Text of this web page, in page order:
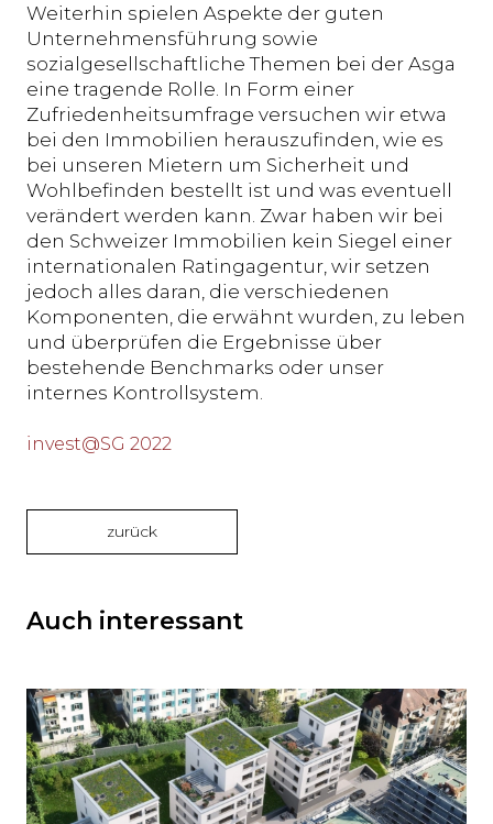
Weiterhin spielen Aspekte der guten
Unternehmensführung sowie
sozialgesellschaftliche Themen bei der Asga
eine tragende Rolle. In Form einer
Zufriedenheitsumfrage versuchen wir etwa
bei den Immobilien herauszufinden, wie es
bei unseren Mietern um Sicherheit und
Wohlbefinden bestellt ist und was eventuell
verändert werden kann. Zwar haben wir bei
den Schweizer Immobilien kein Siegel einer
internationalen Ratingagentur, wir setzen
jedoch alles daran, die verschiedenen
Komponenten, die erwähnt wurden, zu leben
und überprüfen die Ergebnisse über
bestehende Benchmarks oder unser
internes Kontrollsystem.
invest@SG 2022
zurück
Auch interessant